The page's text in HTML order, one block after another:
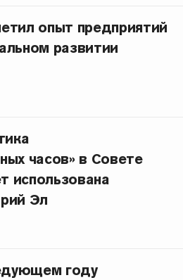
опыт предприятий
развитии
часов» в Совете
использована
Эл
году